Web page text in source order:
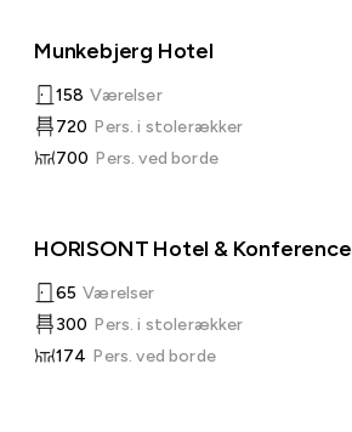
Munkebjerg Hotel
158 Værelser
720 Pers. i stolerækker
700 Pers. ved borde
HORISONT Hotel & Konference
65 Værelser
300 Pers. i stolerækker
174 Pers. ved borde